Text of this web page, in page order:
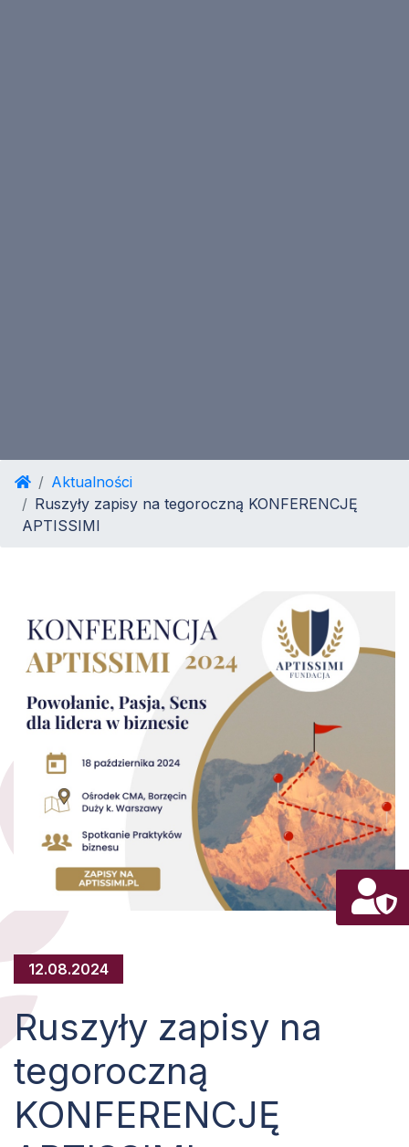
Aktualności
Ruszyły zapisy na tegoroczną KONFERENCJĘ
APTISSIMI
12.08.2024
Ruszyły zapisy na
tegoroczną
KONFERENCJĘ